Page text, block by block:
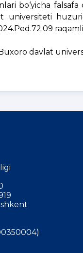
bo‘yicha
universiteti
davlat